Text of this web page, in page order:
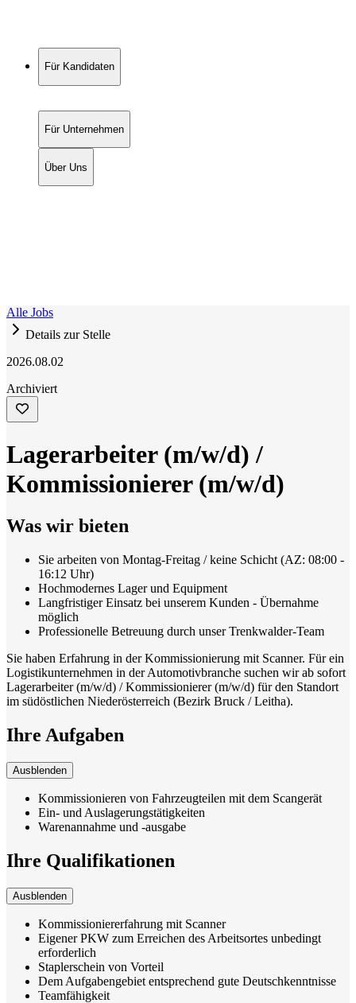
Für Kandidaten
Für Unternehmen
Über Uns
Alle Jobs
Details zur Stelle
2026.08.02
Archiviert
Lagerarbeiter (m/w/d) /
Kommissionierer (m/w/d)
Was wir bieten
Sie arbeiten von Montag-Freitag / keine Schicht (AZ: 08:00 -
16:12 Uhr)
Hochmodernes Lager und Equipment
Langfristiger Einsatz bei unserem Kunden - Übernahme
möglich
Professionelle Betreuung durch unser Trenkwalder-Team
Sie haben Erfahrung in der Kommissionierung mit Scanner. Für ein
Logistikunternehmen in der Automotivbranche suchen wir ab sofort
Lagerarbeiter (m/w/d) / Kommissionierer (m/w/d) für den Standort
im südöstlichen Niederösterreich (Bezirk Bruck / Leitha).
Ihre Aufgaben
Ausblenden
Kommissionieren von Fahrzeugteilen mit dem Scangerät
Ein- und Auslagerungstätigkeiten
Warenannahme und -ausgabe
Ihre Qualifikationen
Ausblenden
Kommissioniererfahrung mit Scanner
Eigener PKW zum Erreichen des Arbeitsortes unbedingt
erforderlich
Staplerschein von Vorteil
Dem Aufgabengebiet entsprechend gute Deutschkenntnisse
Teamfähigkeit